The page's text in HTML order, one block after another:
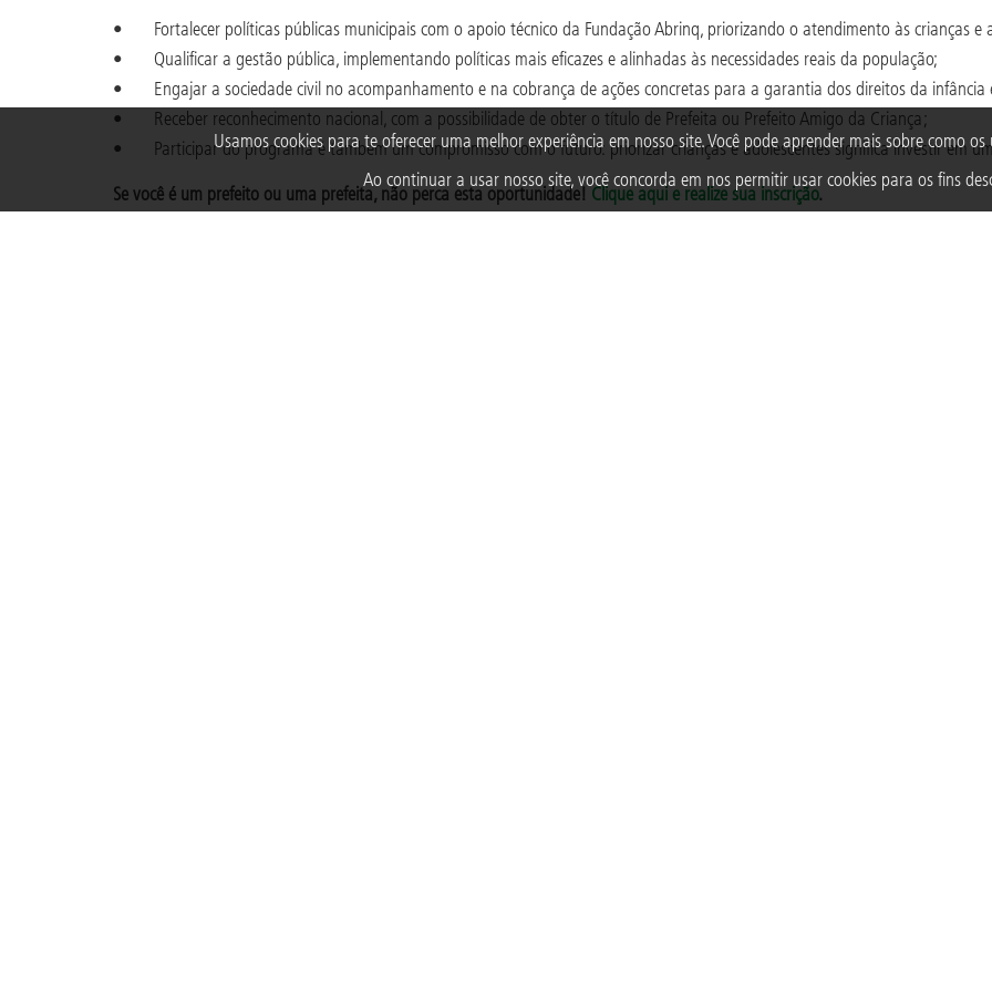
Usamos cookies para te oferecer uma melhor experiência em nosso site. Você pode aprender mais sobre como
Ao continuar a usar nosso site, você concorda em nos permitir usar cookies para os fins
• Fortalecer políticas públicas municipais com o apoio técnico da Fundação Abrinq, priorizando o atendimento às crianças e
• Qualificar a gestão pública, implementando políticas mais eficazes e alinhadas às necessidades reais da população;
• Engajar a sociedade civil no acompanhamento e na cobrança de ações concretas para a garantia dos direitos da infância
• Receber reconhecimento nacional, com a possibilidade de obter o título de Prefeita ou Prefeito Amigo da Criança;
• Participar do programa é também um compromisso com o futuro: priorizar crianças e adolescentes significa investir em
Se você é um prefeito ou uma prefeita, não perca esta oportunidade!Clique aqui e realize sua inscrição.